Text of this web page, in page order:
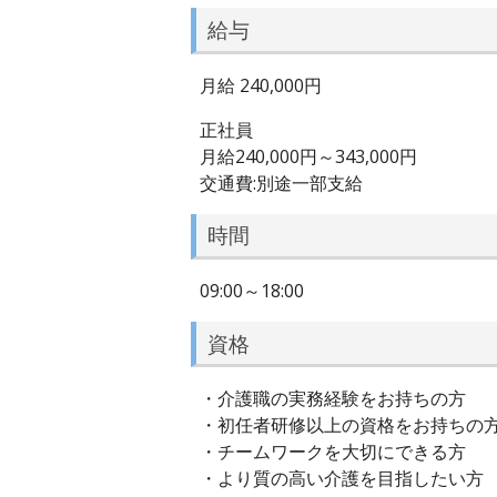
給与
月給 240,000円
正社員
月給240,000円～343,000円
交通費:別途一部支給
時間
09:00～18:00
資格
・介護職の実務経験をお持ちの方
・初任者研修以上の資格をお持ちの
・チームワークを大切にできる方
・より質の高い介護を目指したい方